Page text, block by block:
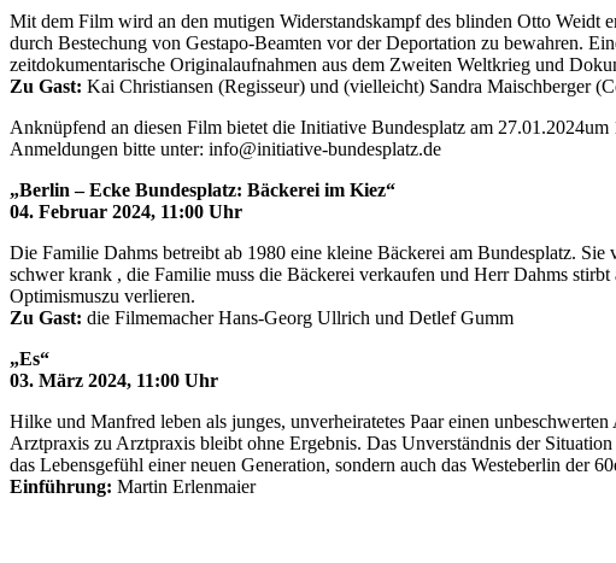
Mit dem Film wird an den mutigen Widerstandskampf des blinden Otto Weidt
durch Bestechung von Gestapo-Beamten vor der Deportation zu bewahren.
zeitdokumentarische Originalaufnahmen aus dem Zweiten Weltkrieg und
Zu Gast: Kai Christiansen (Regisseur) und (vielleicht) Sandra Maischberger
Anknüpfend an diesen Film bietet die Initiative Bundesplatz am
Anmeldungen bitte unter: info@initiative-bundesplatz.de
„Berlin – Ecke Bundesplatz: Bäckerei im Kiez“
04. Februar 2024, 11:00 Uhr
Die Familie Dahms betreibt ab 1980 eine kleine Bäckerei am Bundesplatz.
schwer krank , die Familie muss die Bäckerei verkaufen und Herr Dahms
Optimismuszu verlieren.
Zu Gast: die Filmemacher Hans-Georg Ullrich und Detlef Gumm
„Es“
03. März 2024, 11:00 Uhr
Hilke und Manfred leben als junges, unverheiratetes Paar einen
Arztpraxis zu Arztpraxis bleibt ohne Ergebnis. Das Unverständnis der
das Lebensgefühl einer neuen Generation, sondern auch das Westeberlin der
Einführung: Martin Erlenmaier